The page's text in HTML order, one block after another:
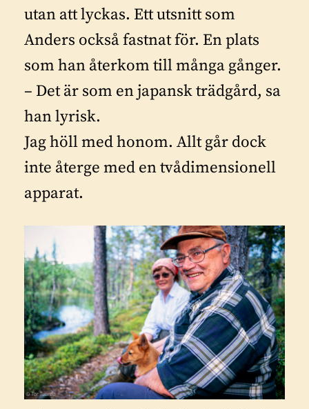
utan att lyckas. Ett utsnitt som
Anders också fastnat för. En plats
som han återkom till många gånger.
– Det är som en japansk trädgård, sa
han lyrisk.
Jag höll med honom. Allt går dock
inte återge med en tvådimensionell
apparat.